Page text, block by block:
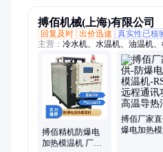
搏佰机械(上海)有限公司
回复及时 出价迅速
真实性已核
主营： 冷水机、水温机、油温机、
冷水机、变频冷水机
搏佰精机防爆电
加热模温机 厂家
搏佰厂家
爆电加热模